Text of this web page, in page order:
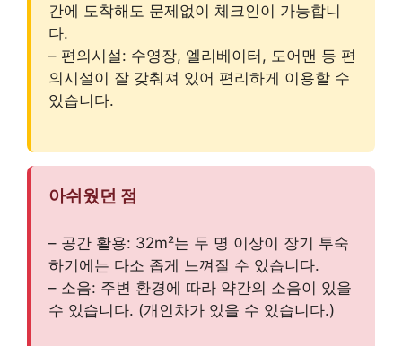
간에 도착해도 문제없이 체크인이 가능합니
다.
– 편의시설: 수영장, 엘리베이터, 도어맨 등 편
의시설이 잘 갖춰져 있어 편리하게 이용할 수
있습니다.
아쉬웠던 점
– 공간 활용: 32m²는 두 명 이상이 장기 투숙
하기에는 다소 좁게 느껴질 수 있습니다.
– 소음: 주변 환경에 따라 약간의 소음이 있을
수 있습니다. (개인차가 있을 수 있습니다.)